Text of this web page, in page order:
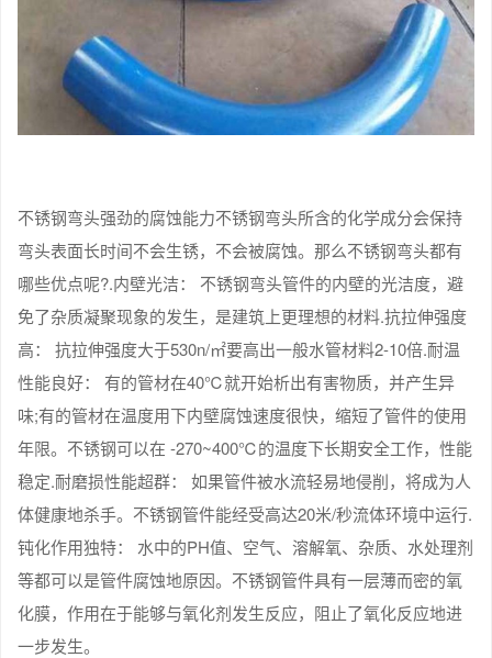
不锈钢弯头强劲的腐蚀能力不锈钢弯头所含的化学成分会保持
弯头表面长时间不会生锈，不会被腐蚀。那么不锈钢弯头都有
哪些优点呢?.内壁光洁： 不锈钢弯头管件的内壁的光洁度，避
免了杂质凝聚现象的发生，是建筑上更理想的材料.抗拉伸强度
高： 抗拉伸强度大于530n/㎡要高出一般水管材料2-10倍.耐温
性能良好： 有的管材在40℃就开始析出有害物质，并产生异
味;有的管材在温度用下内壁腐蚀速度很快，缩短了管件的使用
年限。不锈钢可以在 -270~400℃的温度下长期安全工作，性能
稳定.耐磨损性能超群： 如果管件被水流轻易地侵削，将成为人
体健康地杀手。不锈钢管件能经受高达20米/秒流体环境中运行.
钝化作用独特： 水中的PH值、空气、溶解氧、杂质、水处理剂
等都可以是管件腐蚀地原因。不锈钢管件具有一层薄而密的氧
化膜，作用在于能够与氧化剂发生反应，阻止了氧化反应地进
一步发生。